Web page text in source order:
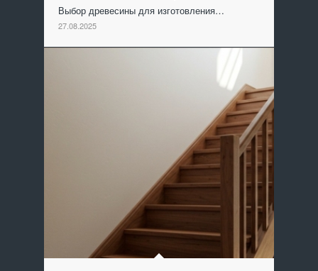
Выбор древесины для изготовления…
27.08.2025